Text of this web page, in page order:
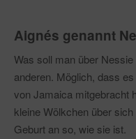
Aignés genannt
Was soll man über
anderen. Möglich, dass
von Jamaica mitgebracht
kleine Wölkchen über
Geburt an so, wie sie ist.